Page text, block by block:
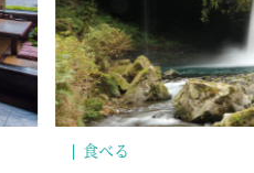
食べる